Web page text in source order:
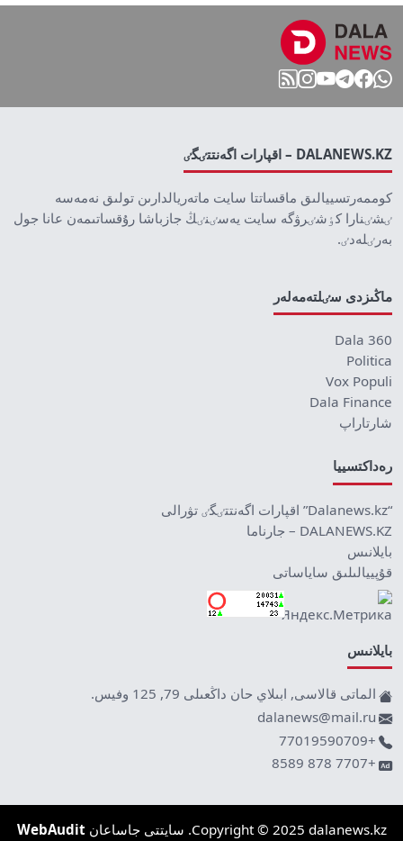
DALANEWS.KZ – اقپارات اگەنتتٸگٸ
كوممەرتسييالىق ماقساتتا سايت ماتەريالدارىن تولىق نەمەسە
ٸشٸنارا كٶشٸرۋگە سايت يەسٸنٸڭ جازباشا رۇقساتىمەن عانا جول
بەرٸلەدٸ.
ماڭىزدى سٸلتەمەلەر
Dala 360
Politica
Vox Populi
Dala Finance
شارتاراپ
رەداكتسييا
“Dalanews.kz” اقپارات اگەنتتٸگٸ تۋرالى
DALANEWS.KZ – جارناما
بايلانىس
قۇپييالىلىق ساياساتى
بايلانىس
الماتى قالاسى, ابىلاي حان داڭعىلى 79, 125 وفيس.
dalanews@mail.ru
+77019590709
+7707 878 8589
Copyright © 2025 dalanews.kz. سايتتى جاساعان WebAudit